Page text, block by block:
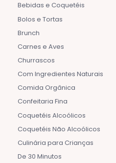
Bebidas e Coquetéis
Bolos e Tortas
Brunch
Carnes e Aves
Churrascos
Com Ingredientes Naturais
Comida Orgânica
Confeitaria Fina
Coquetéis Alcoólicos
Coquetéis Não Alcoólicos
Culinária para Crianças
De 30 Minutos